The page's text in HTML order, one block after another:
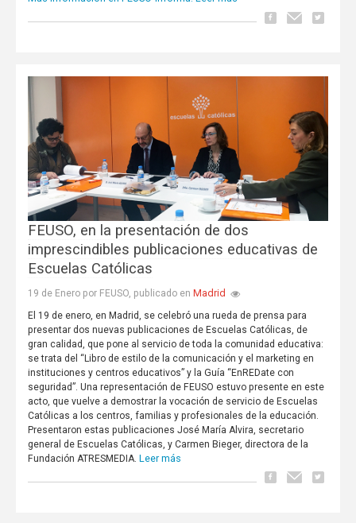
FEUSO, en la presentación de dos
imprescindibles publicaciones educativas de
Escuelas Católicas
19 de Enero por FEUSO, publicado en Madrid
El 19 de enero, en Madrid, se celebró una rueda de prensa para
presentar dos nuevas publicaciones de Escuelas Católicas, de
gran calidad, que pone al servicio de toda la comunidad educativa:
se trata del “Libro de estilo de la comunicación y el marketing en
instituciones y centros educativos” y la Guía “EnREDate con
seguridad”. Una representación de FEUSO estuvo presente en este
acto, que vuelve a demostrar la vocación de servicio de Escuelas
Católicas a los centros, familias y profesionales de la educación.
Presentaron estas publicaciones José María Alvira, secretario
general de Escuelas Católicas, y Carmen Bieger, directora de la
Fundación ATRESMEDIA. Leer más